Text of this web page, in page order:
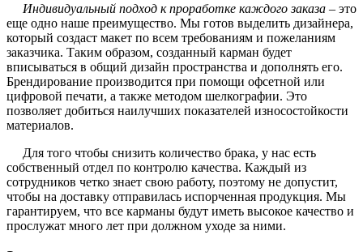
Индивидуальный подход к проработке каждого заказа – это
еще одно наше преимущество. Мы готов выделить дизайнера,
который создаст макет по всем требованиям и пожеланиям
заказчика. Таким образом, созданный карман будет
вписываться в общий дизайн пространства и дополнять его.
Брендирование производится при помощи офсетной или
цифровой печати, а также методом шелкографии. Это
позволяет добиться наилучших показателей износостойкости
материалов.
Для того чтобы снизить количество брака, у нас есть
собственный отдел по контролю качества. Каждый из
сотрудников четко знает свою работу, поэтому не допустит,
чтобы на доставку отправилась испорченная продукция. Мы
гарантируем, что все карманы будут иметь высокое качество и
прослужат много лет при должном уходе за ними.